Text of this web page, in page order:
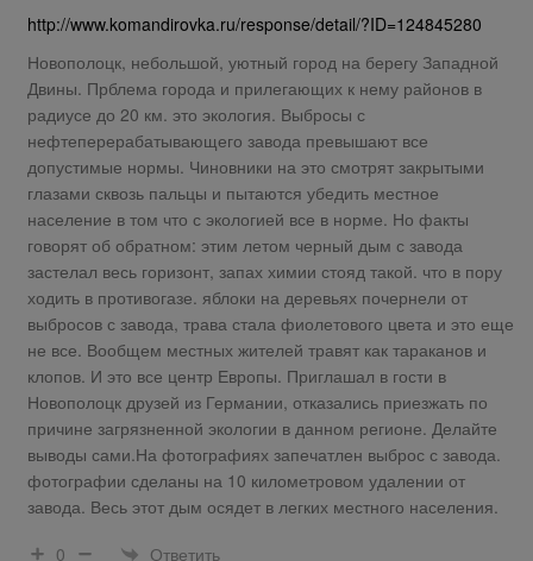
http://www.komandirovka.ru/response/detail/?ID=124845280
Новополоцк, небольшой, уютный город на берегу Западной
Двины. Прблема города и прилегающих к нему районов в
радиусе до 20 км. это экология. Выбросы с
нефтеперерабатывающего завода превышают все
допустимые нормы. Чиновники на это смотрят закрытыми
глазами сквозь пальцы и пытаются убедить местное
население в том что с экологией все в норме. Но факты
говорят об обратном: этим летом черный дым с завода
застелал весь горизонт, запах химии стояд такой. что в пору
ходить в противогазе. яблоки на деревьях почернели от
выбросов с завода, трава стала фиолетового цвета и это еще
не все. Вообщем местных жителей травят как тараканов и
клопов. И это все центр Европы. Приглашал в гости в
Новополоцк друзей из Германии, отказались приезжать по
причине загрязненной экологии в данном регионе. Делайте
выводы сами.На фотографиях запечатлен выброс с завода.
фотографии сделаны на 10 километровом удалении от
завода. Весь этот дым осядет в легких местного населения.
0
Ответить